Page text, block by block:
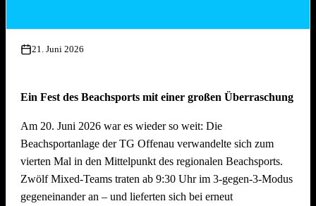
Gläserreinigung, Infrastruktur, Bierwagen, Aufstellung
Garnituren, Aufbau Zelt
Restarbeiten, Fertigstellung Gelände und Inbetriebnahme
technische Gerätschaften
Anschliessend traditionelles Grillfest!
Samstag, 18. Juli 2026 ab 09.00 Uhr
21. Juni 2026
Ein Fest des Beachsports mit einer großen Überraschung
Am 20. Juni 2026 war es wieder so weit: Die
Beachsportanlage der TG Offenau verwandelte sich zum
vierten Mal in den Mittelpunkt des regionalen Beachsports.
Zwölf Mixed-Teams traten ab 9:30 Uhr im 3-gegen-3-Modus
gegeneinander an – und lieferten sich bei erneut